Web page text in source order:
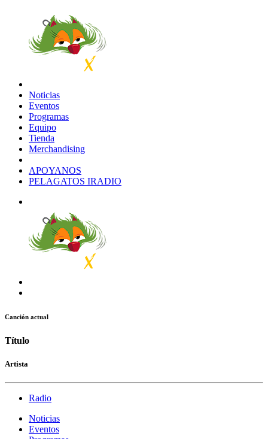
Noticias
Eventos
Programas
Equipo
Tienda
Merchandising
APOYANOS
PELAGATOS IRADIO
Canción actual
Título
Artista
Radio
Noticias
Eventos